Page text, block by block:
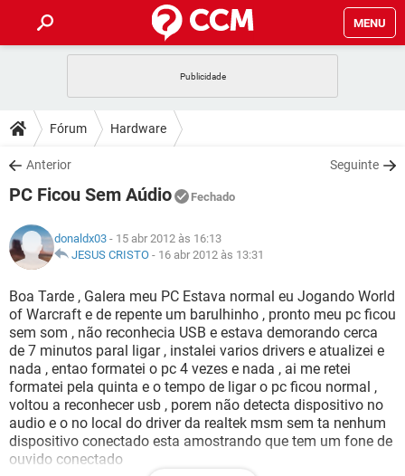
MENU
CELULAR
OUTLOOK
INSTAGRAM GMAIL
GUIA DE COMPRAS
DICAS
JOGOS
INSTAGRAM GMAIL
GUIA DE COMPRAS
DOWNLOADS
JOGOS WHATSAPP
CELULAR
OUTLOOK EXCEL
INSTAGRAM
GUIA DE COMPRAS
JOGOS WHATSAPP
CELULAR
OUTLOOK EXCEL
INSTAGRAM GMAIL
GUIA DE COMPRAS
GLOSSÁRIO
JOGOS WHATSAPP
CELULAR FACEBOOK
OUTLOOK EXCEL
INSTAGRAM GMAIL
GUIA DE COMPRAS
Fórum Hardware
Anterior Seguinte
PC Ficou Sem Aúdio Fechado
donaldx03 - 15 abr 2012 às 16:13
JESUS CRISTO - 16 abr 2012 às 13:31
Boa Tarde , Galera meu PC Estava normal eu Jogando World
of Warcraft e de repente um barulhinho , pronto meu pc ficou
sem som , não reconhecia USB e estava demorando cerca
de 7 minutos paral ligar , instalei varios drivers e atualizei e
nada , entao formatei o pc 4 vezes e nada , ai me retei
formatei pela quinta e o tempo de ligar o pc ficou normal ,
voltou a reconhecer usb , porem não detecta dispositivo no
audio e o no local do driver da realtek msm sem ta nenhum
dispositivo conectado esta amostrando que tem um fone de
ouvido conectado